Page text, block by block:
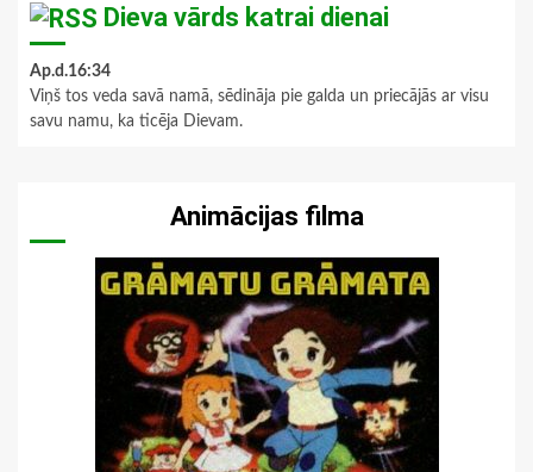
Dieva vārds katrai dienai
Ap.d.16:34
Viņš tos veda savā namā, sēdināja pie galda un priecājās ar visu
savu namu, ka ticēja Dievam.
Animācijas filma